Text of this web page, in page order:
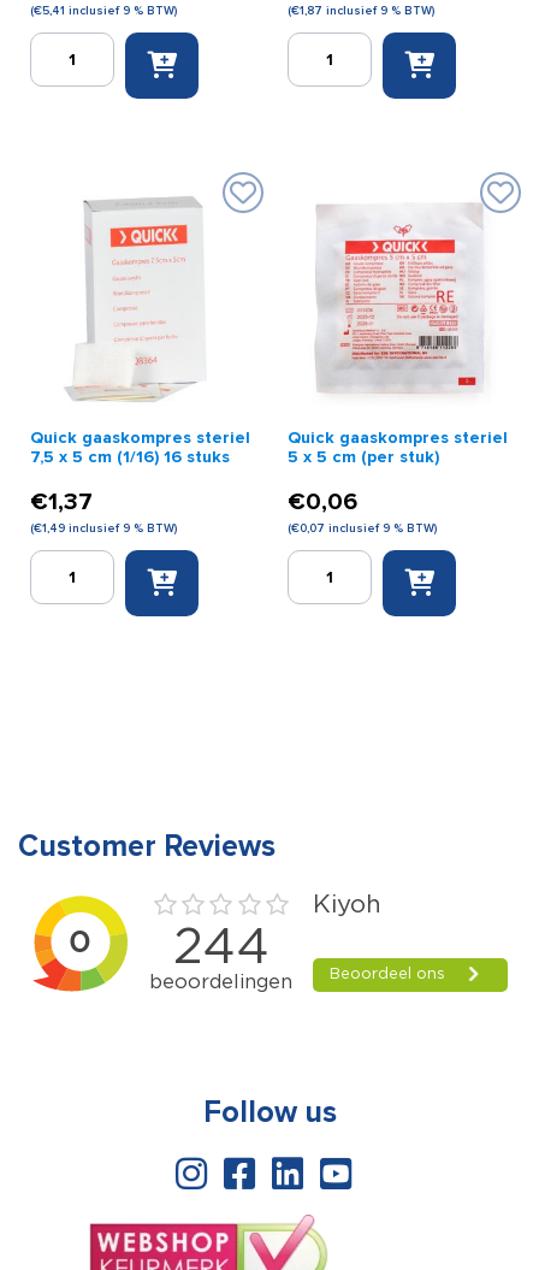
(€5,41 inclusief 9 % BTW)
Chloorhexidine
(€1,87 inclusief 9 % BTW)
Quick
gaaskompres
Quick gaaskompres steriel
7,5 x 5 cm (1/16) 16 stuks
€1,37
(€1,49 inclusief 9 % BTW)
Quick
gaaskompres
Quick gaaskompres steriel
5 x 5 cm (per stuk)
€0,06
(€0,07 inclusief 9 % BTW)
Quick
gaaskompres
Customer Reviews
Follow us